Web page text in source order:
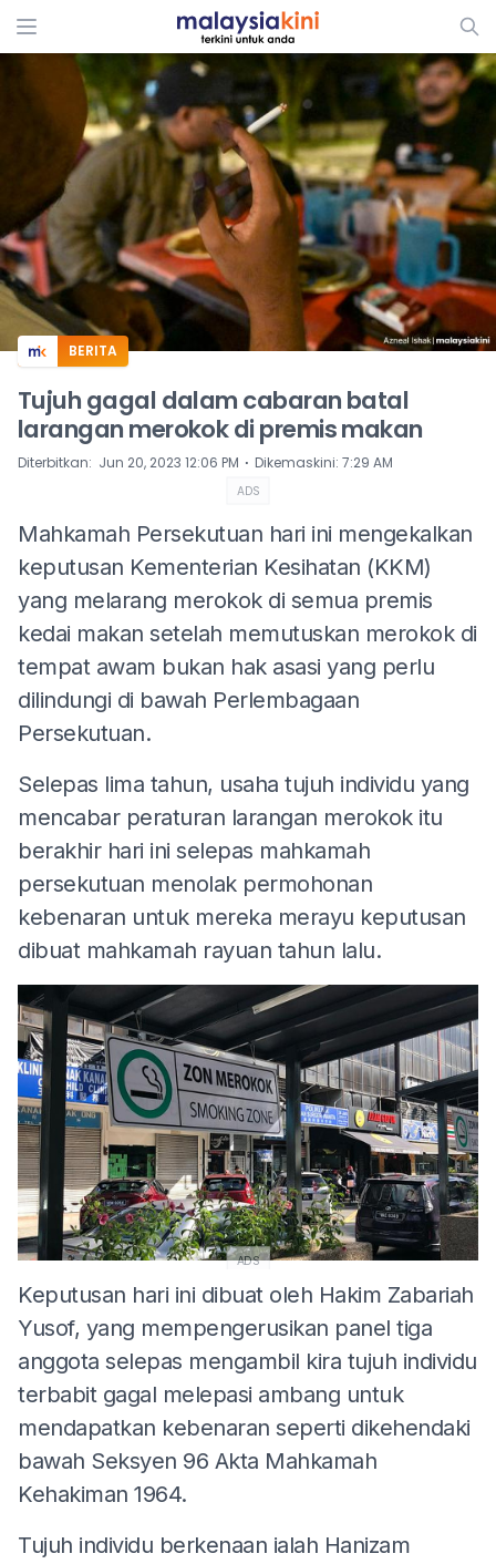
ADS
BERITA
Tujuh gagal dalam cabaran batal
larangan merokok di premis makan
Diterbitkan: Jun 20, 2023 12:06 PM ⋅ Dikemaskini: 7:29 AM
ADS
Mahkamah Persekutuan hari ini mengekalkan
keputusan Kementerian Kesihatan (KKM)
yang melarang merokok di semua premis
kedai makan setelah memutuskan merokok di
tempat awam bukan hak asasi yang perlu
dilindungi di bawah Perlembagaan
Persekutuan.
Selepas lima tahun, usaha tujuh individu yang
mencabar peraturan larangan merokok itu
berakhir hari ini selepas mahkamah
persekutuan menolak permohonan
kebenaran untuk mereka merayu keputusan
dibuat mahkamah rayuan tahun lalu.
ADS
Keputusan hari ini dibuat oleh Hakim Zabariah
Yusof, yang mempengerusikan panel tiga
anggota selepas mengambil kira tujuh individu
terbabit gagal melepasi ambang untuk
mendapatkan kebenaran seperti dikehendaki
bawah Seksyen 96 Akta Mahkamah
Kehakiman 1964.
Tujuh individu berkenaan ialah Hanizam